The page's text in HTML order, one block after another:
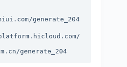
generate_204
generate_204